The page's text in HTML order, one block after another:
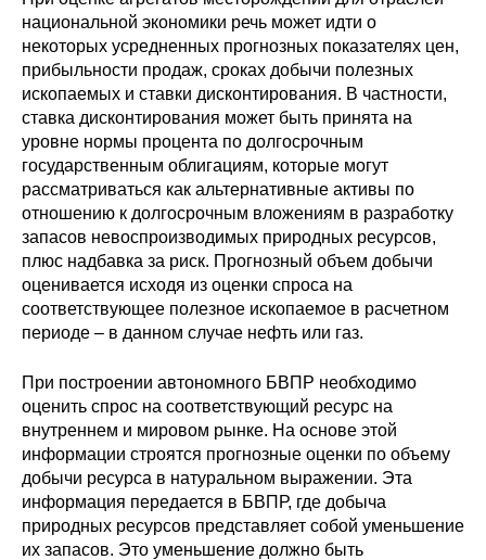
Материалы
Конкурсы и вакансии
Контакты
национальной экономики речь может идти о
некоторых усредненных прогнозных показателях цен,
прибыльности продаж, сроках добычи полезных
ископаемых и ставки дисконтирования. В частности,
ставка дисконтирования может быть принята на
уровне нормы процента по долгосрочным
государственным облигациям, которые могут
рассматриваться как альтернативные активы по
отношению к долгосрочным вложениям в разработку
запасов невоспроизводимых природных ресурсов,
плюс надбавка за риск. Прогнозный объем добычи
оценивается исходя из оценки спроса на
соответствующее полезное ископаемое в расчетном
периоде – в данном случае нефть или газ.
При построении автономного БВПР необходимо
оценить спрос на соответствующий ресурс на
внутреннем и мировом рынке. На основе этой
информации строятся прогнозные оценки по объему
добычи ресурса в натуральном выражении. Эта
информация передается в БВПР, где добыча
природных ресурсов представляет собой уменьшение
их запасов. Это уменьшение должно быть